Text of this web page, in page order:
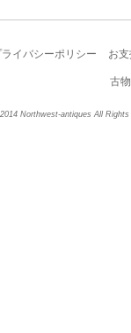
ライバシーポリシー お
古
Northwest-antiques All